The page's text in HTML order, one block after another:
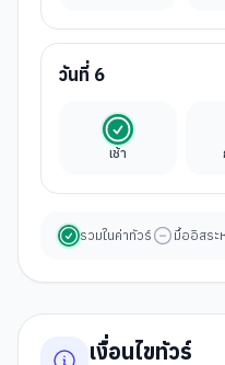
วันที่ 6
เช้า
รวมในค่าทัวร์
รวมในค่าทัวร์ มื้ออิสระ
เงื่อนไขทัวร์